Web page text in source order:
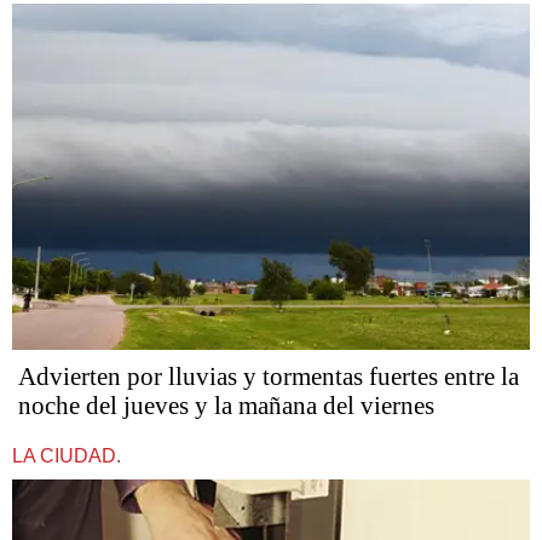
Advierten por lluvias y tormentas fuertes entre la
noche del jueves y la mañana del viernes
LA CIUDAD.